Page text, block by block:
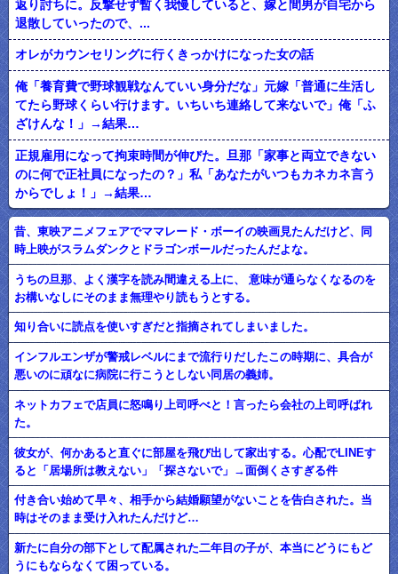
返り討ちに。反撃せず暫く我慢していると、嫁と間男が自宅から
退散していったので、...
オレがカウンセリングに行くきっかけになった女の話
俺「養育費で野球観戦なんていい身分だな」元嫁「普通に生活し
てたら野球くらい行けます。いちいち連絡して来ないで」俺「ふ
ざけんな！」→結果…
正規雇用になって拘束時間が伸びた。旦那「家事と両立できない
のに何で正社員になったの？」私「あなたがいつもカネカネ言う
からでしょ！」→結果…
昔、東映アニメフェアでママレード・ボーイの映画見たんだけど、同
時上映がスラムダンクとドラゴンボールだったんだよな。
うちの旦那、よく漢字を読み間違える上に、 意味が通らなくなるのを
お構いなしにそのまま無理やり読もうとする。
知り合いに読点を使いすぎだと指摘されてしまいました。
インフルエンザが警戒レベルにまで流行りだしたこの時期に、具合が
悪いのに頑なに病院に行こうとしない同居の義姉。
ネットカフェで店員に怒鳴り上司呼べと！言ったら会社の上司呼ばれ
た。
彼女が、何かあると直ぐに部屋を飛び出して家出する。心配でLINEす
ると「居場所は教えない」「探さないで」→面倒くさすぎる件
付き合い始めて早々、相手から結婚願望がないことを告白された。当
時はそのまま受け入れたんだけど…
新たに自分の部下として配属された二年目の子が、本当にどうにもど
うにもならなくて困っている。